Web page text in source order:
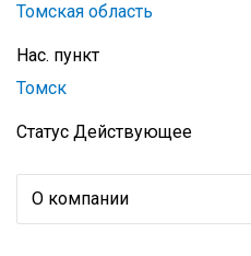
Томская область
Нас. пункт
Томск
Статус Действующее
О компании